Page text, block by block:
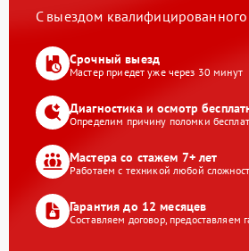
С выездом квалифицированного
Срочный выезд
Мастер приедет уже через 30 минут
Диагностика и осмотр
Определим причину поломки
Мастера со стажем 7+ лет
Работаем с техникой любой
Гарантия до 12 месяцев
Составляем договор, предоставляем